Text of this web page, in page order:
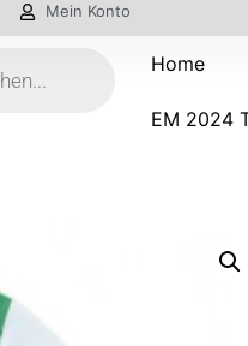
Mein Konto
Home
EM 2024